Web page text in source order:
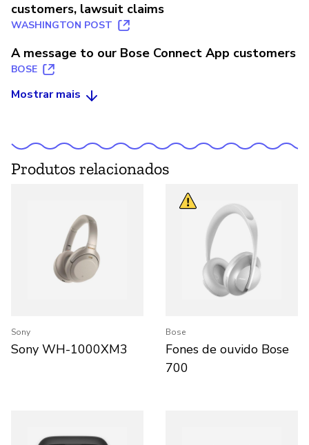
customers, lawsuit claims
WASHINGTON POST
A message to our Bose Connect App customers
BOSE
Mostrar mais
Produtos relacionados
Sony
Sony WH-1000XM3
Bose
Fones de ouvido Bose
700